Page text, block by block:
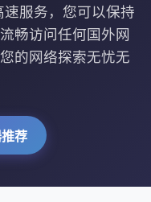
服务，您可以保持
畅访问任何国外网
的网络探索无忧无
荐